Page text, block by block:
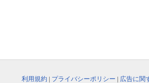
利用規約 | プライバシーポリシー | 広告に関